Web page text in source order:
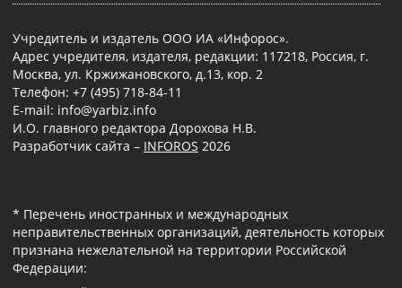
Учредитель и издатель ООО ИА «Инфорос».
Адрес учредителя, издателя, редакции: 117218, Россия, г.
Москва, ул. Кржижановского, д.13, кор. 2
Телефон: +7 (495) 718-84-11
E-mail: info@yarbiz.info
И.О. главного редактора Дорохова Н.В.
Разработчик сайта – INFOROS 2026
* Перечень иностранных и международных
неправительственных организаций, деятельность которых
признана нежелательной на территории Российской
Федерации: